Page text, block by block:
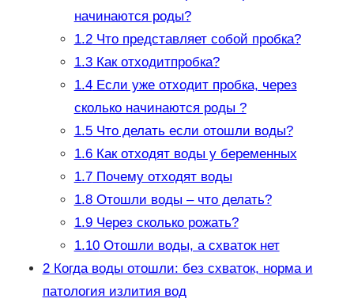
начинаются роды?
1.2Что представляет собой пробка?
1.3Как отходитпробка?
1.4Если уже отходит пробка, через
сколько начинаются роды ?
1.5Что делать если отошли воды?
1.6Как отходят воды у беременных
1.7Почему отходят воды
1.8Отошли воды – что делать?
1.9Через сколько рожать?
1.10Отошли воды, а схваток нет
2Когда воды отошли: без схваток, норма и
патология излития вод